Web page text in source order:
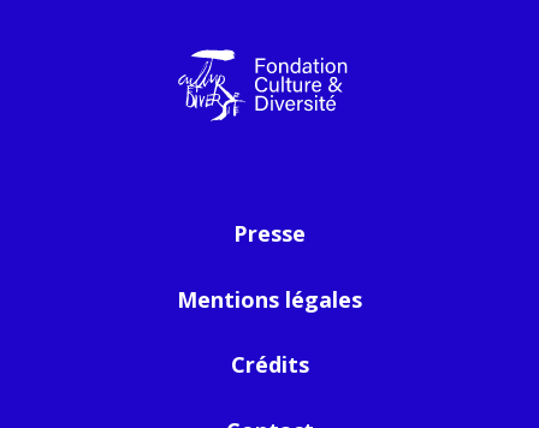
Presse
Mentions légales
Crédits